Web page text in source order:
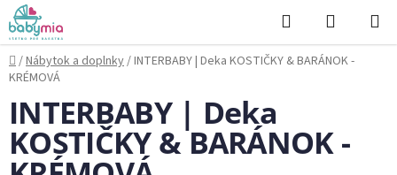
Prejsť
na
obsah
Hľadať
KOŠÍK
Domov
/Nábytok a doplnky/INTERBABY | Deka KOSTIČKY & BARÁNOK -
KRÉMOVÁ
INTERBABY | Deka
KOSTIČKY & BARÁNOK -